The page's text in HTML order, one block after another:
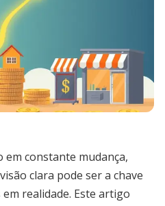
em constante mudança,
clara pode ser a chave
realidade. Este artigo